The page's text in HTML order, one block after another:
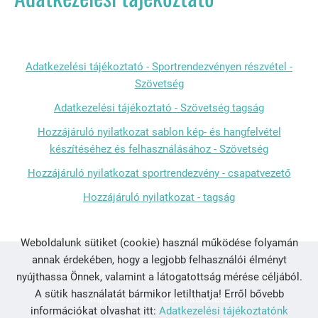
Adatkezelési tájékoztató - Sportrendezvényen részvétel -
Szövetség
Adatkezelési tájékoztató - Szövetség tagság
Hozzájáruló nyilatkozat sablon kép- és hangfelvétel
készítéséhez és felhasználásához - Szövetség
Hozzájáruló nyilatkozat sportrendezvény - csapatvezető
Hozzájáruló nyilatkozat - tagság
Oldal információk
Adatkezelési tájékoztató
Impresszum
Sütik kezelése
Weboldalunk sütiket (cookie) használ működése folyamán
annak érdekében, hogy a legjobb felhasználói élményt
nyújthassa Önnek, valamint a látogatottság mérése céljából.
A sütik használatát bármikor letilthatja! Erről bővebb
információkat olvashat itt: Adatkezelési tájékoztatónk